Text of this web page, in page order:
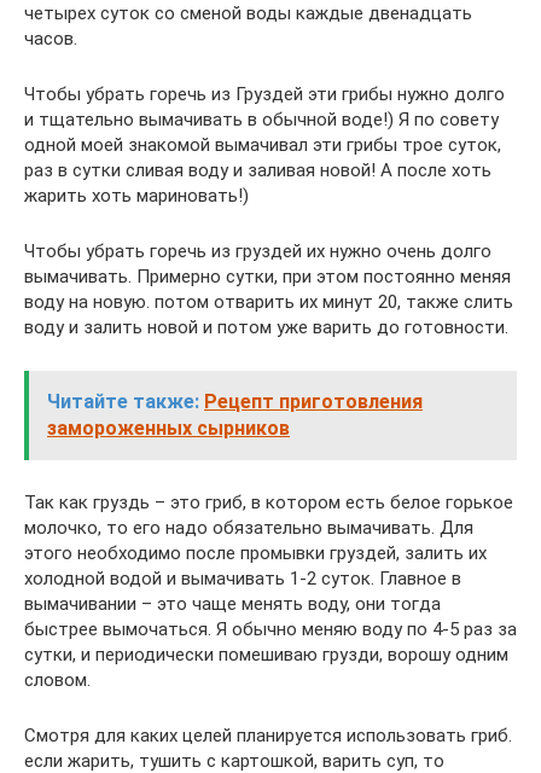
четырех суток со сменой воды каждые двенадцать
часов.
Чтобы убрать горечь из Груздей эти грибы нужно долго
и тщательно вымачивать в обычной воде!) Я по совету
одной моей знакомой вымачивал эти грибы трое суток,
раз в сутки сливая воду и заливая новой! А после хоть
жарить хоть мариновать!)
Чтобы убрать горечь из груздей их нужно очень долго
вымачивать. Примерно сутки, при этом постоянно меняя
воду на новую. потом отварить их минут 20, также слить
воду и залить новой и потом уже варить до готовности.
Читайте также: Рецепт приготовления
замороженных сырников
Так как груздь – это гриб, в котором есть белое горькое
молочко, то его надо обязательно вымачивать. Для
этого необходимо после промывки груздей, залить их
холодной водой и вымачивать 1-2 суток. Главное в
вымачивании – это чаще менять воду, они тогда
быстрее вымочаться. Я обычно меняю воду по 4-5 раз за
сутки, и периодически помешиваю грузди, ворошу одним
словом.
Смотря для каких целей планируется использовать гриб.
если жарить, тушить с картошкой, варить суп, то